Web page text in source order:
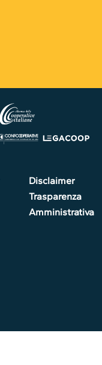
Disclaimer
Trasparenza
Amministrativa